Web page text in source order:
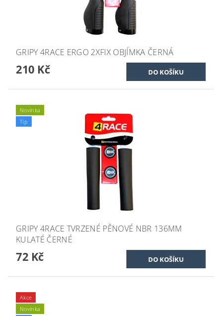
GRIPY 4RACE ERGO 2XFIX OBJÍMKA ČERNÁ
210 Kč
Novinka
Tip
GRIPY 4RACE TVRZENÉ PĚNOVÉ NBR 136MM
KULATÉ ČERNÉ
72 Kč
Akce
Novinka